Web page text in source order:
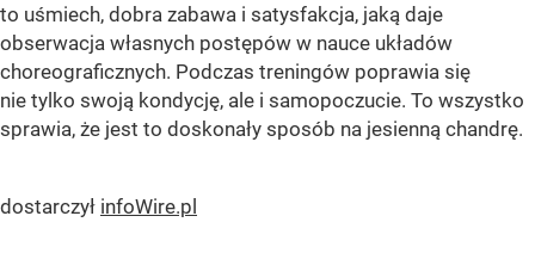
to uśmiech, dobra zabawa i satysfakcja, jaką daje
obserwacja własnych postępów w nauce układów
choreograficznych. Podczas treningów poprawia się
nie tylko swoją kondycję, ale i samopoczucie. To wszystko
sprawia, że jest to doskonały sposób na jesienną chandrę.
dostarczył infoWire.pl